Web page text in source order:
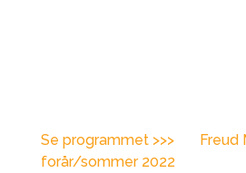
Se programmet >>> Freud
forår/sommer 2022